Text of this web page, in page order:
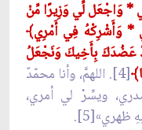
* وَاجْعَل لِّي وَزِيرًا مِّنْ
* وَأَشْرِكْهُ فِي أَمْرِي﴾
بِأَخِيكَ وَنَجْعَلُ
[4]. اللهمَّ، وأنا محمّدٌ
ويسِّرْ لي أمري،
ظهري»[5].